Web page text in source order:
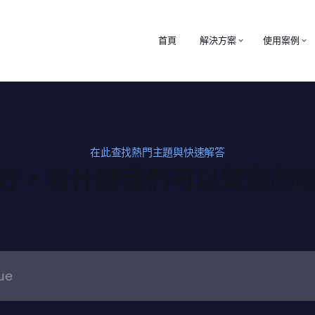
首頁 解決方案 使用案例
在此查找熱門主題與快速解答